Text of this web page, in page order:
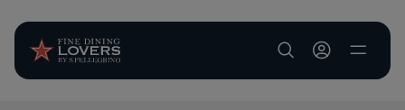
User account